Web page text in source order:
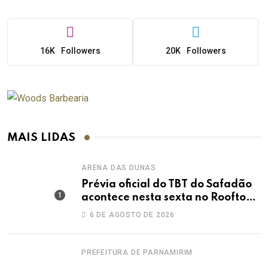
16K Followers 20K Followers
MAIS LIDAS
ARENA DAS DUNAS
Prévia oficial do TBT do Safadão
acontece nesta sexta no Rooftop
Dunas
6 DE AGOSTO DE 2026
PREFEITURA DE PARNAMIRIM